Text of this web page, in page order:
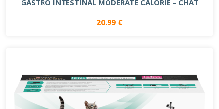
GASTRO INTESTINAL MODERATE CALORIE – CHAT
20.99 €